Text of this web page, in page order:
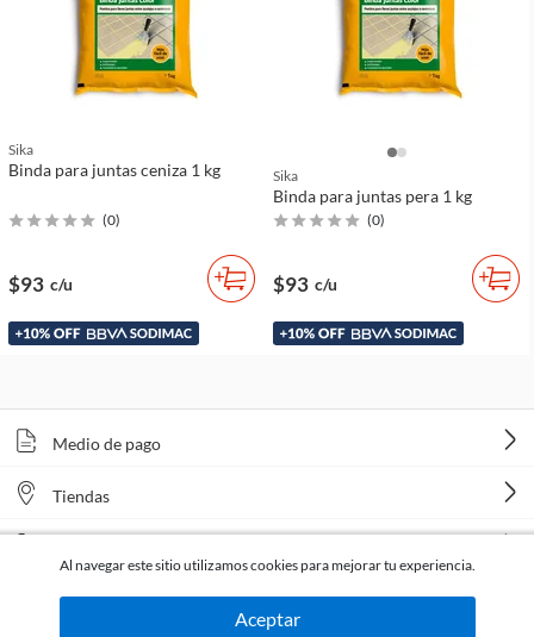
Sika
Binda para juntas ceniza 1 kg
(0)
$93 c/u
Sika
Binda para juntas pera 1 kg
(0)
$93 c/u
Medio de pago
Tiendas
Al navegar este sitio utilizamos cookies para mejorar tu experiencia.
Aceptar